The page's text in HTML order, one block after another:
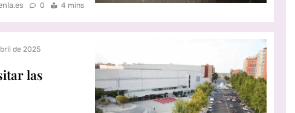
0 4 mins
de 2025
las